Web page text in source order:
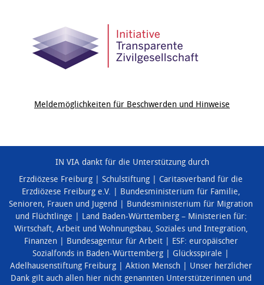
Meldemöglichkeiten für Beschwerden und Hinweise
IN VIA dankt für die Unterstützung durch
Erzdiözese Freiburg
Schulstiftung
Caritasverband für die
Erzdiözese Freiburg e.V.
Bundesministerium für Familie,
Senioren, Frauen und Jugend
Bundesministerium für Migration
und Flüchtlinge
Land Baden-Württemberg – Ministerien für:
Wirtschaft, Arbeit und Wohnungsbau, Soziales und Integration,
Finanzen
Bundesagentur für Arbeit
ESF: europäischer
Sozialfonds in Baden-Württemberg
Glücksspirale
Adelhausenstiftung Freiburg
Aktion Mensch
Unser herzlicher
Dank gilt auch allen hier nicht genannten Unterstützerinnen und